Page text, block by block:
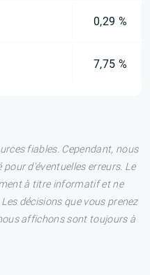
0,29 %
7,75 %
fiables. Cependant, nous
d'éventuelles erreurs. Le
à titre informatif et ne
décisions que vous prenez
affichons sont toujours à